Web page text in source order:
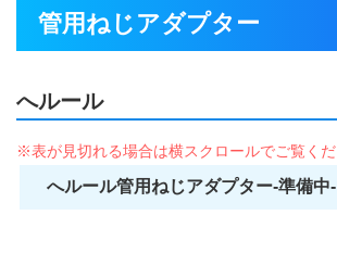
管用ねじアダプター
へルール
へルール管用ねじアダプター-準備中-